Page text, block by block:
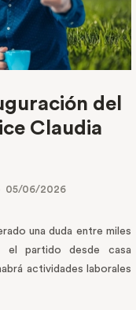
del
Claudia
05/06/2026
una duda entre miles
el partido desde casa
actividades laborales